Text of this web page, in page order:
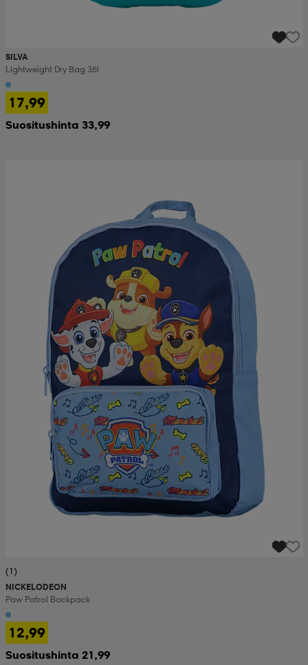
SILVA
Lightweight Dry Bag 36l
17,99
Suositushinta 33,99
(1)
NICKELODEON
Paw Patrol Backpack
12,99
Suositushinta 21,99